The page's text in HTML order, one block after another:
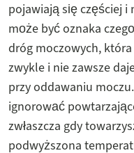
pojawiają się częściej
może być oznaka
dróg moczowych,
zwykle i nie zawsze
przy oddawaniu
ignorować
zwłaszcza gdy
podwyższona